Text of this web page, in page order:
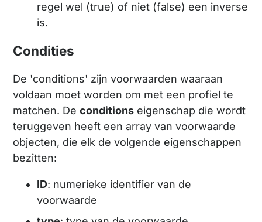
regel wel (true) of niet (false) een inverse
is.
Condities
De 'conditions' zijn voorwaarden waaraan
voldaan moet worden om met een profiel te
matchen. Deconditions eigenschap die wordt
teruggeven heeft een array van voorwaarde
objecten, die elk de volgende eigenschappen
bezitten:
ID: numerieke identifier van de
voorwaarde